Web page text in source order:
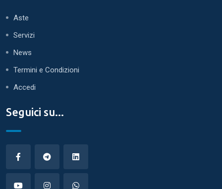
Aste
Servizi
News
Termini e Condizioni
Accedi
Seguici su...